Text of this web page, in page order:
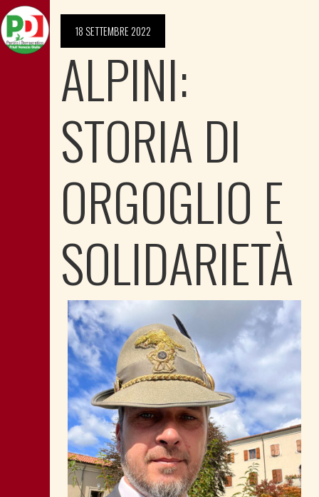
18 SETTEMBRE 2022
ALPINI:
STORIA DI
ORGOGLIO E
SOLIDARIETÀ